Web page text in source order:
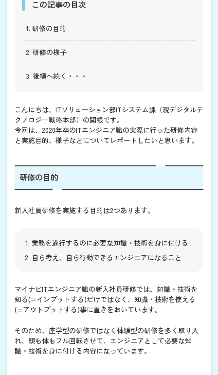
この記事の目次
1. 研修の目的
2. 研修の様子
3. 後編へ続く・・・
こんにちは、ITソリューション部ITシステム課（現デジタルテ
クノロジー戦略本部）の関根です。
今回は、2020年卒のITエンジニア職の実際に行った研修内容
と実施目的、様子などについてレポートしたいと思います。
研修の目的
新入社員研修を実施する目的は2つあります。
業務を遂行するのに必要な知識・技術を身に付ける
自ら考え、自ら行動できるエンジニアになること
マイナビITエンジニア職の新入社員研修では、知識・技術を
知る(=インプットする)だけではなく、知識・技術を使える
(=アウトプットする)事に重きをおいています。
そのため、座学型の研修ではなく体験型の研修を多く取り入
れ、頭も体もフル回転させて、エンジニアとして必要な知
識・技術を身に付ける内容になっています。